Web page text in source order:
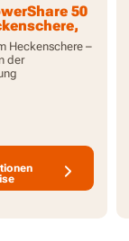
50
inklusive
Heckenschere –
der